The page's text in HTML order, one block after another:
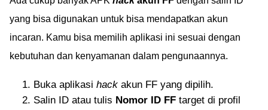
yang bisa digunakan untuk bisa mendapatkan akun
incaran. Kamu bisa memilih aplikasi ini sesuai dengan
kebutuhan dan kenyamanan dalam pengunaannya.
Buka aplikasi hack akun FF yang dipilih.
Salin ID atau tulis Nomor ID FF target di profil